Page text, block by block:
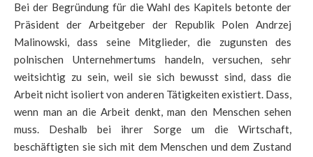
Bei der Begründung für die Wahl des Kapitels betonte der
Präsident der Arbeitgeber der Republik Polen Andrzej
Malinowski, dass seine Mitglieder, die zugunsten des
polnischen Unternehmertums handeln, versuchen, sehr
weitsichtig zu sein, weil sie sich bewusst sind, dass die
Arbeit nicht isoliert von anderen Tätigkeiten existiert. Dass,
wenn man an die Arbeit denkt, man den Menschen sehen
muss. Deshalb bei ihrer Sorge um die Wirtschaft,
beschäftigten sie sich mit dem Menschen und dem Zustand